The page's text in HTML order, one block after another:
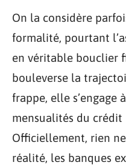
On la considère
formalité, pourtant
en véritable bouclier
bouleverse la
frappe, elle s’engage
mensualités du
Officiellement, rien
réalité, les banques